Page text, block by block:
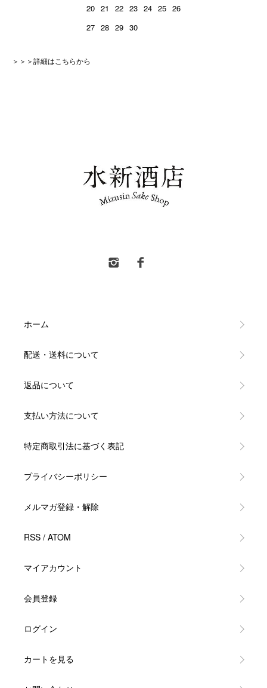
20 21 22 23 24 25 26
27 28 29 30
＞＞＞詳細はこちらから
ホーム
配送・送料について
返品について
支払い方法について
特定商取引法に基づく表記
プライバシーポリシー
メルマガ登録・解除
RSS / ATOM
マイアカウント
会員登録
ログイン
カートを見る